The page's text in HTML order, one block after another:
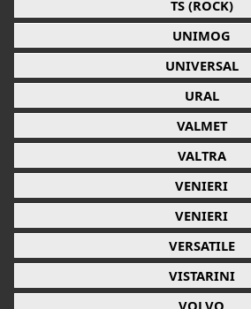
TS (ROCK)
UNIMOG
UNIVERSAL
URAL
VALMET
VALTRA
VENIERI
VENIERI
VERSATILE
VISTARINI